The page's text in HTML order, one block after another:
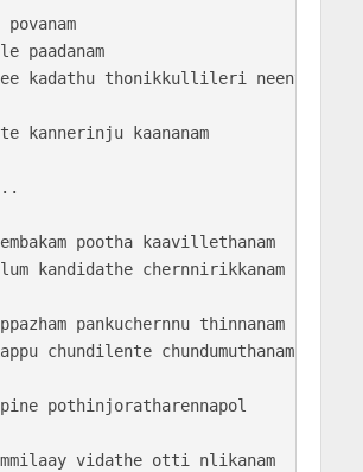
paadanam
kadathu thonikkullileri neenthanam
kannerinju kaananam
pootha kaavillethanam
kandidathe chernnirikkanam
pankuchernnu thinnanam
chundilente chundumuthanam
pothinjoratharennapol
vidathe otti nlikanam